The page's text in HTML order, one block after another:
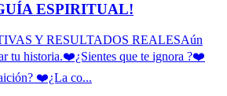
ESPIRITUAL!
Y RESULTADOS REALESAún
tu historia.❤️¿Sientes que te ignora ?❤️
❤️¿La co...